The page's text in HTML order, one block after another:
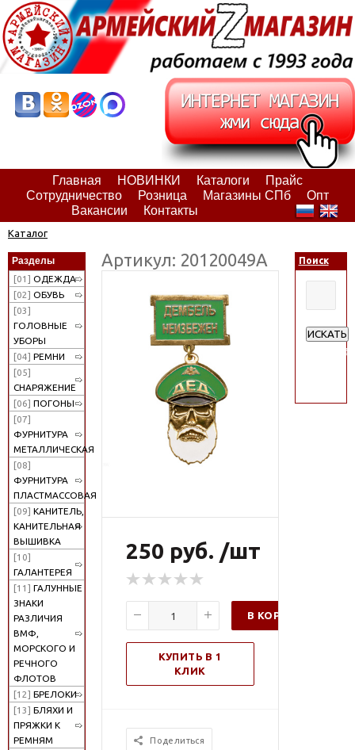
Главная НОВИНКИ Каталоги
Прайс
Сотрудничество
Розница Магазины СПб
Опт
Вакансии
Контакты
Каталог
Разделы
[01] ОДЕЖДА
[02] ОБУВЬ
[03]
ГОЛОВНЫЕ
УБОРЫ
[04] РЕМНИ
[05]
СНАРЯЖЕНИЕ
[06] ПОГОНЫ
[07]
ФУРНИТУРА
МЕТАЛЛИЧЕСКАЯ
[08]
ФУРНИТУРА
ПЛАСТМАССОВАЯ
[09] КАНИТЕЛЬ,
КАНИТЕЛЬНАЯ
ВЫШИВКА
[10]
ГАЛАНТЕРЕЯ
[11] ГАЛУННЫЕ
ЗНАКИ
РАЗЛИЧИЯ
ВМФ,
МОРСКОГО И
РЕЧНОГО
ФЛОТОВ
[12] БРЕЛОКИ
[13] БЛЯХИ И
ПРЯЖКИ К
РЕМНЯМ
Артикул: 20120049А
250 руб. /шт
В КОРЗИНУ
КУПИТЬ В 1
КЛИК
Поделиться
Поиск
ИСКАТЬ